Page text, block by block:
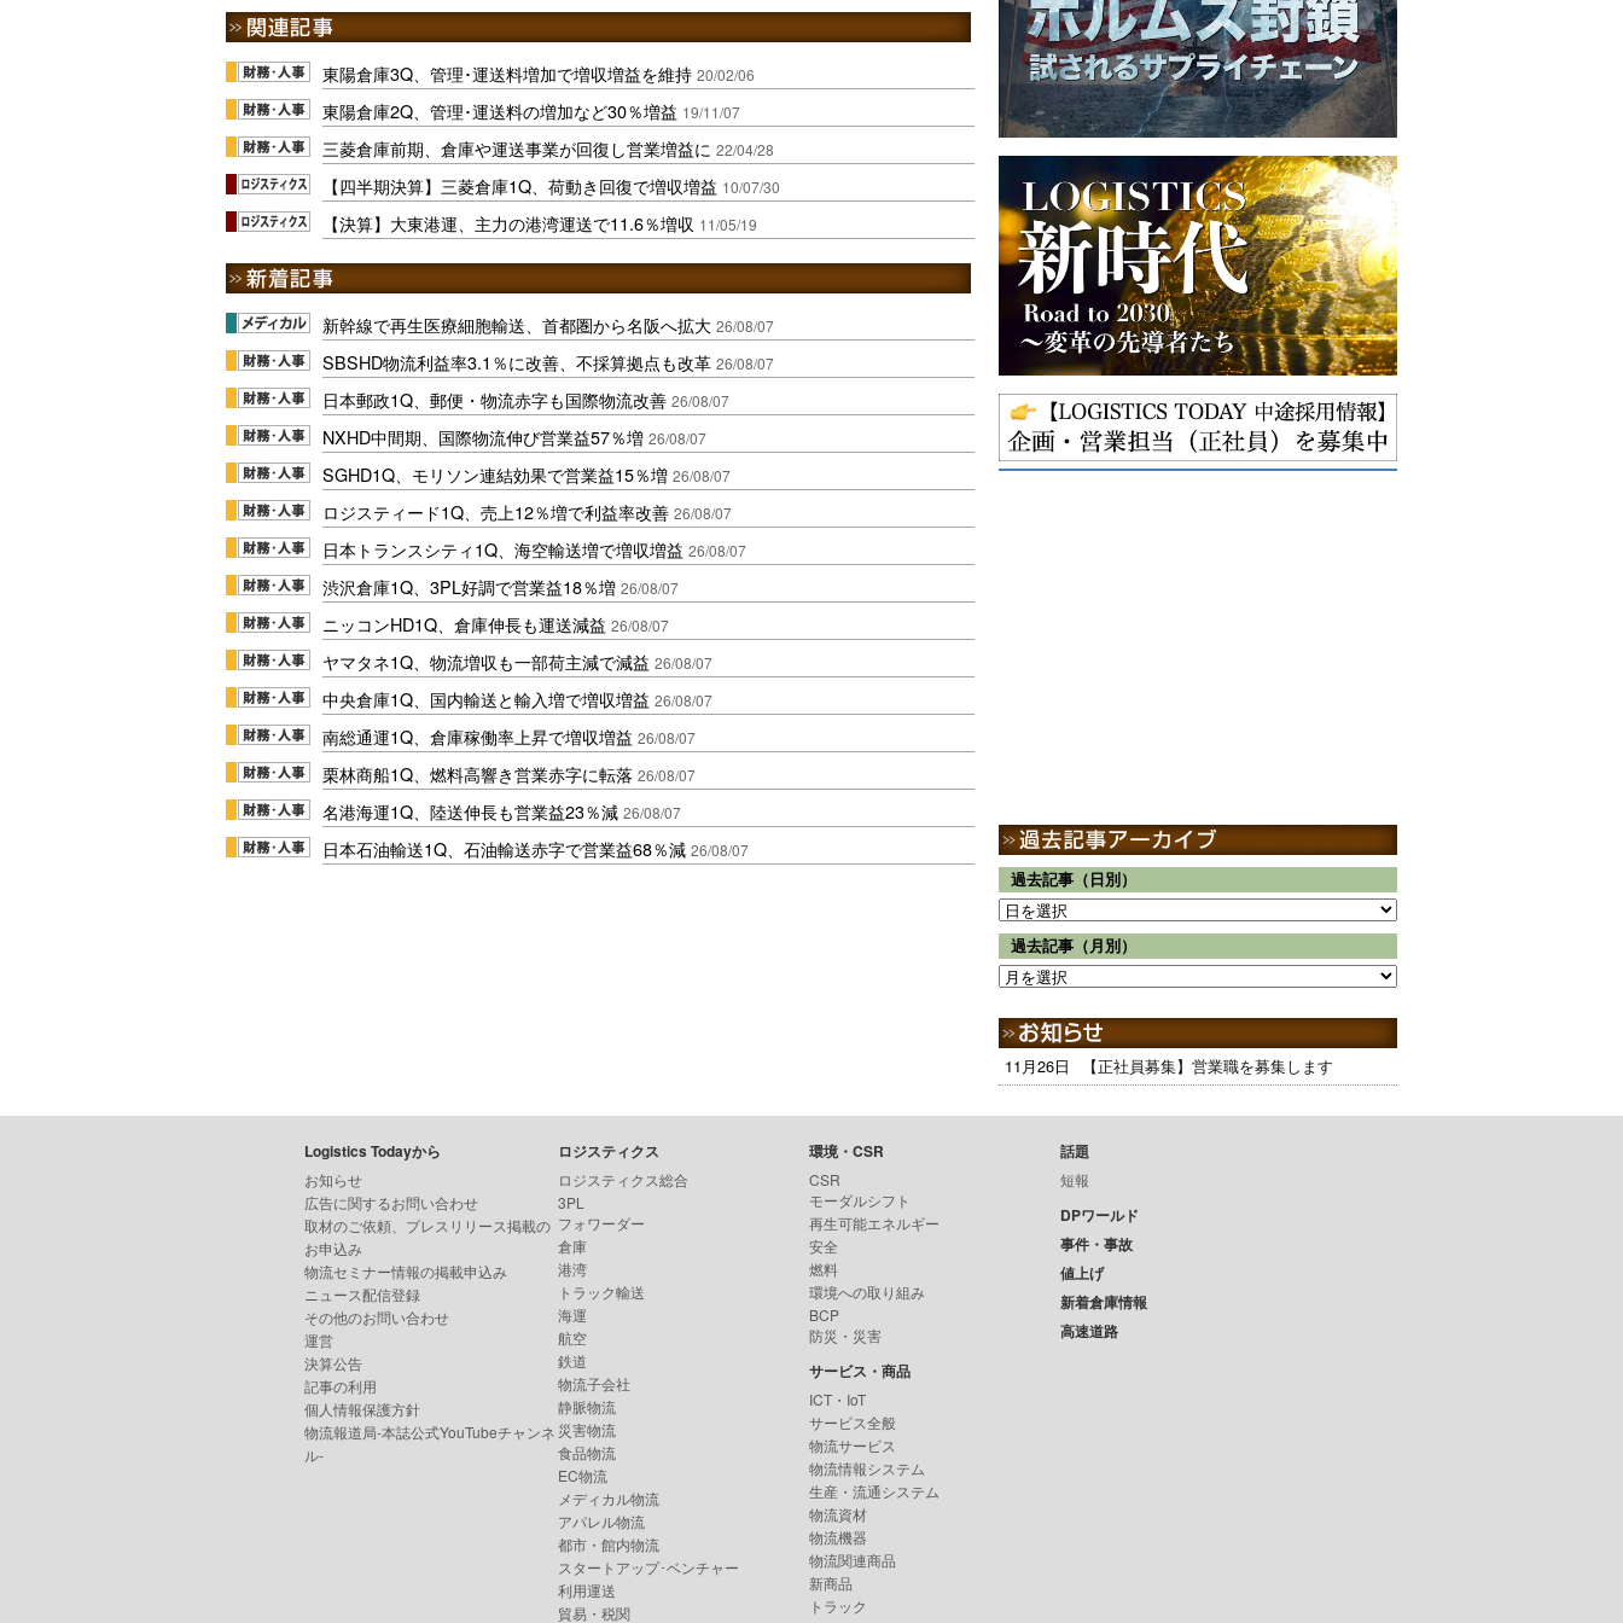
東陽倉庫3Q、管理･運送料増加で増収増益を維持 20/02/06
東陽倉庫2Q、管理･運送料の増加など30％増益 19/11/07
三菱倉庫前期、倉庫や運送事業が回復し営業増益に 22/04/28
【四半期決算】三菱倉庫1Q、荷動き回復で増収増益 10/07/30
【決算】大東港運、主力の港湾運送で11.6％増収 11/05/19
新幹線で再生医療細胞輸送、首都圏から名阪へ拡大 26/08/07
SBSHD物流利益率3.1％に改善、不採算拠点も改革 26/08/07
日本郵政1Q、郵便・物流赤字も国際物流改善 26/08/07
NXHD中間期、国際物流伸び営業益57％増 26/08/07
SGHD1Q、モリソン連結効果で営業益15％増 26/08/07
ロジスティード1Q、売上12％増で利益率改善 26/08/07
日本トランスシティ1Q、海空輸送増で増収増益 26/08/07
渋沢倉庫1Q、3PL好調で営業益18％増 26/08/07
ニッコンHD1Q、倉庫伸長も運送減益 26/08/07
ヤマタネ1Q、物流増収も一部荷主減で減益 26/08/07
中央倉庫1Q、国内輸送と輸入増で増収増益 26/08/07
南総通運1Q、倉庫稼働率上昇で増収増益 26/08/07
栗林商船1Q、燃料高響き営業赤字に転落 26/08/07
名港海運1Q、陸送伸長も営業益23％減 26/08/07
日本石油輸送1Q、石油輸送赤字で営業益68％減 26/08/07
過去記事（日別）
過去記事（月別）
11月26日 【正社員募集】営業職を募集します
Logistics Todayから
お知らせ
広告に関するお問い合わせ
取材のご依頼、プレスリリース掲載の
お申込み
物流セミナー情報の掲載申込み
ニュース配信登録
その他のお問い合わせ
運営
決算公告
記事の利用
個人情報保護方針
物流報道局-本誌公式YouTubeチャンネ
ル-
ロジスティクス
ロジスティクス総合
3PL
フォワーダー
倉庫
港湾
トラック輸送
海運
航空
鉄道
物流子会社
静脈物流
災害物流
食品物流
EC物流
メディカル物流
アパレル物流
都市・館内物流
スタートアップ･ベンチャー
利用運送
貿易・税関
環境・CSR
CSR
モーダルシフト
再生可能エネルギー
安全
燃料
環境への取り組み
BCP
防災・災害
サービス・商品
ICT・IoT
サービス全般
物流サービス
物流情報システム
生産・流通システム
物流資材
物流機器
物流関連商品
新商品
トラック
話題
短報
DPワールド
事件・事故
値上げ
新着倉庫情報
高速道路